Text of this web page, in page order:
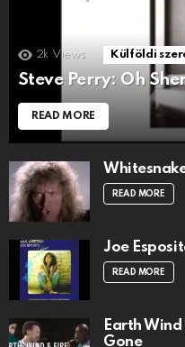
2k Views Külföldi
Steve Perry: Oh
READ MORE
READ MORE
Joe
READ MORE
Earth
Gone